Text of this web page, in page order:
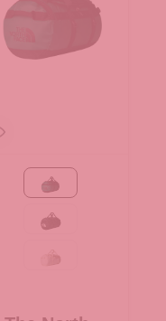
Evergreen-TNF Black
TNF Black
White Dune-TNF